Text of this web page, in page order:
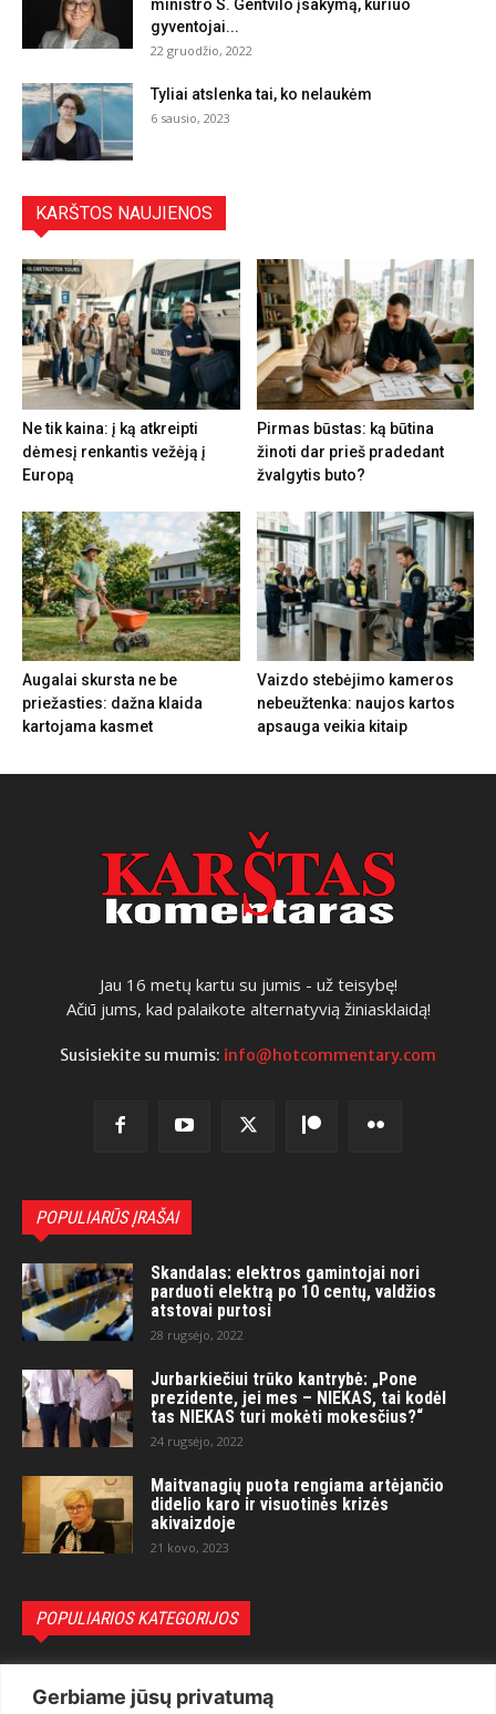
Gerbiame jūsų privatumą
ministro S. Gentvilo įsakymą, kuriuo
gyventojai...
22 gruodžio, 2022
Tyliai atslenka tai, ko nelaukėm
6 sausio, 2023
KARŠTOS NAUJIENOS
Ne tik kaina: į ką atkreipti
dėmesį renkantis vežėją į
Europą
Pirmas būstas: ką būtina
žinoti dar prieš pradedant
žvalgytis buto?
Augalai skursta ne be
priežasties: dažna klaida
kartojama kasmet
Vaizdo stebėjimo kameros
nebeužtenka: naujos kartos
apsauga veikia kitaip
Jau 16 metų kartu su jumis - už teisybę!
Ačiū jums, kad palaikote alternatyvią žiniasklaidą!
Susisiekite su mumis: info@hotcommentary.com
POPULIARŪS ĮRAŠAI
Skandalas: elektros gamintojai nori
parduoti elektrą po 10 centų, valdžios
atstovai purtosi
28 rugsėjo, 2022
Jurbarkiečiui trūko kantrybė: „Pone
prezidente, jei mes – NIEKAS, tai kodėl
tas NIEKAS turi mokėti mokesčius?“
24 rugsėjo, 2022
Maitvanagių puota rengiama artėjančio
didelio karo ir visuotinės krizės
akivaizdoje
21 kovo, 2023
POPULIARIOS KATEGORIJOS